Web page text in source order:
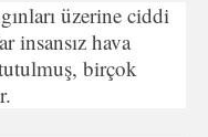
üzerine ciddi
insansız hava
birçok